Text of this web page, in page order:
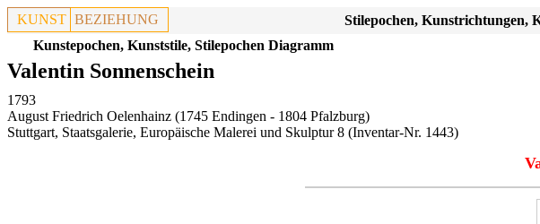
KUNST BEZIEHUNG
Stilepochen, Kunstrichtungen,
Kunstepochen, Kunststile, Stilepochen Diagramm
Valentin Sonnenschein
1793
August Friedrich Oelenhainz (1745 Endingen - 1804 Pfalzburg)
Stuttgart, Staatsgalerie, Europäische Malerei und Skulptur 8 (Inventar-Nr. 1443)